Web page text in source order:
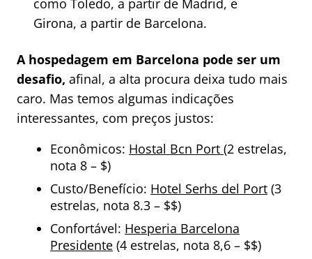
como Toledo, a partir de Madrid, e
Girona, a partir de Barcelona.
A hospedagem em Barcelona pode ser um
desafio, afinal, a alta procura deixa tudo mais
caro. Mas temos algumas indicações
interessantes, com preços justos:
Econômicos: Hostal Bcn Port (2 estrelas,
nota 8 – $)
Custo/Benefício: Hotel Serhs del Port (3
estrelas, nota 8.3 – $$)
Confortável: Hesperia Barcelona
Presidente (4 estrelas, nota 8,6 – $$)